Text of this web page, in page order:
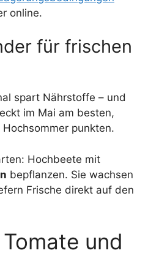
online.
für frischen
spart Nährstoffe – und
im Mai am besten,
punkten.
Hochbeete mit
bepflanzen. Sie wachsen
Frische direkt auf den
und